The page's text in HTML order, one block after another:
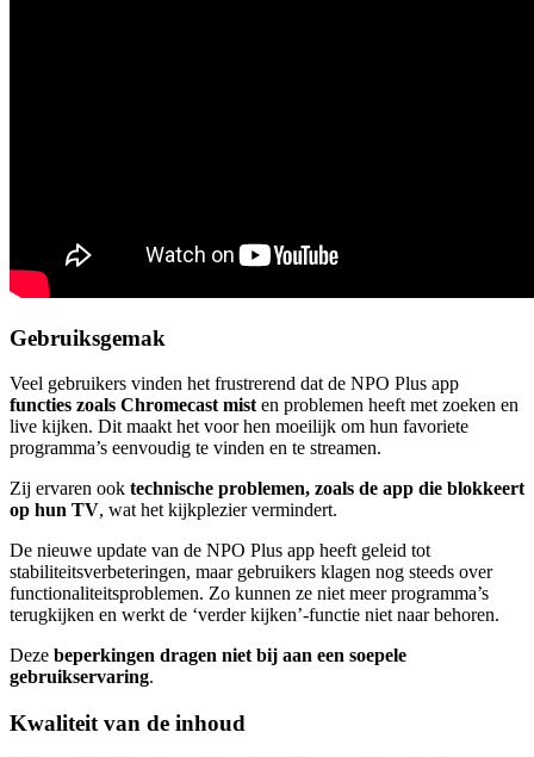
Gebruiksgemak
Veel gebruikers vinden het frustrerend dat de NPO Plus app
functies zoals Chromecast misten problemen heeft met zoeken en
live kijken. Dit maakt het voor hen moeilijk om hun favoriete
programma’s eenvoudig te vinden en te streamen.
Zij ervaren ook technische problemen, zoals de app die blokkeert
op hun TV, wat het kijkplezier vermindert.
De nieuwe update van de NPO Plus app heeft geleid tot
stabiliteitsverbeteringen, maar gebruikers klagen nog steeds over
functionaliteitsproblemen. Zo kunnen ze niet meer programma’s
terugkijken en werkt de ‘verder kijken’-functie niet naar behoren.
Deze beperkingen dragen niet bij aan een soepele
gebruikservaring.
Kwaliteit van de inhoud